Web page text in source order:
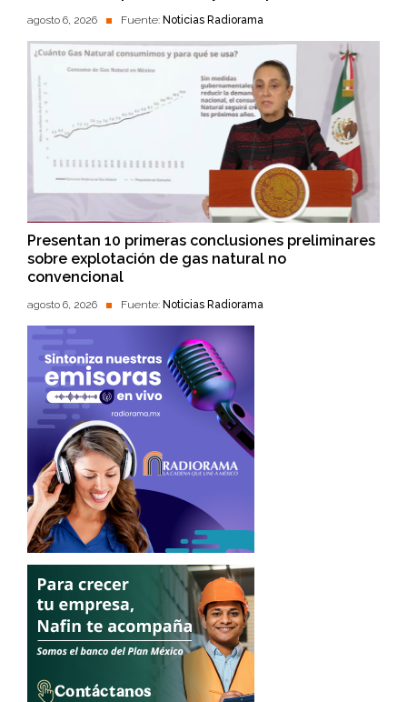
agosto 6, 2026 Fuente: Noticias Radiorama
Presentan 10 primeras conclusiones preliminares
sobre explotación de gas natural no
convencional
agosto 6, 2026 Fuente: Noticias Radiorama